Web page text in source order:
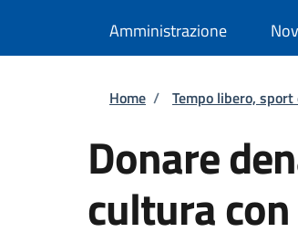
Amministrazione
Briciole di
Home / Tempo libero,
Donare
cultura